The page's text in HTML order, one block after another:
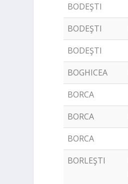
BODEŞTI
BODEŞTI
BODEŞTI
BOGHICEA
BORCA
BORCA
BORCA
BORLEŞTI